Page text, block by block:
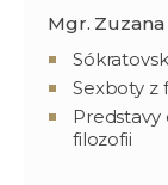
Mgr. Zuzana
Sexboty z
Predstavy
filozofii